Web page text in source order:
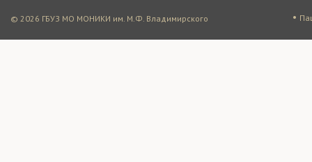
© 2026 ГБУЗ МО МОНИКИ им. М.Ф. Владимирского •